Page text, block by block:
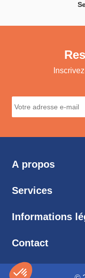
A propos
Services
Informations
Contact